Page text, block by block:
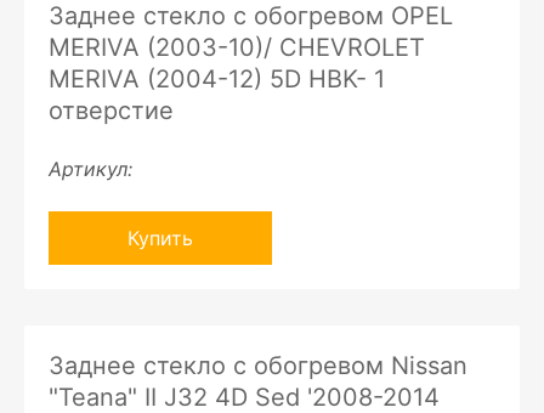
Заднее стекло с обогревом OPEL
MERIVA (2003-10)/ CHEVROLET
MERIVA (2004-12) 5D HBK- 1
отверстие
Артикул:
Купить
Заднее стекло с обогревом Nissan
"Teana" II J32 4D Sed '2008-2014